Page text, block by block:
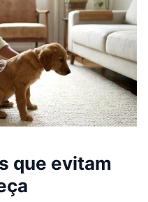
que evitam